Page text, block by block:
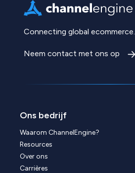
Connecting global ecommerce.
Neem contact met ons op
Ons bedrijf
Waarom ChannelEngine?
Resources
Over ons
Carrières